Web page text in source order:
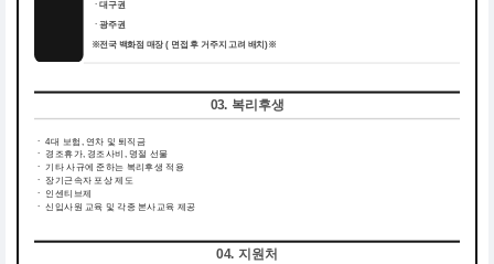
ㆍ대구권
ㆍ광주권
※전국 백화점 매장 ( 면접 후 거주지 고려 배치)※
03. 복리후생
ㆍ4대 보험, 연차 및 퇴직금
ㆍ 경조휴가, 경조사비, 명절 선물
ㆍ기타 사규에 준하는 복리후생 적용
ㆍ장기근속자 포상 제도
ㆍ 인센티브제
ㆍ신입사원 교육 및 각종 본사교육 제공
04. 지원처